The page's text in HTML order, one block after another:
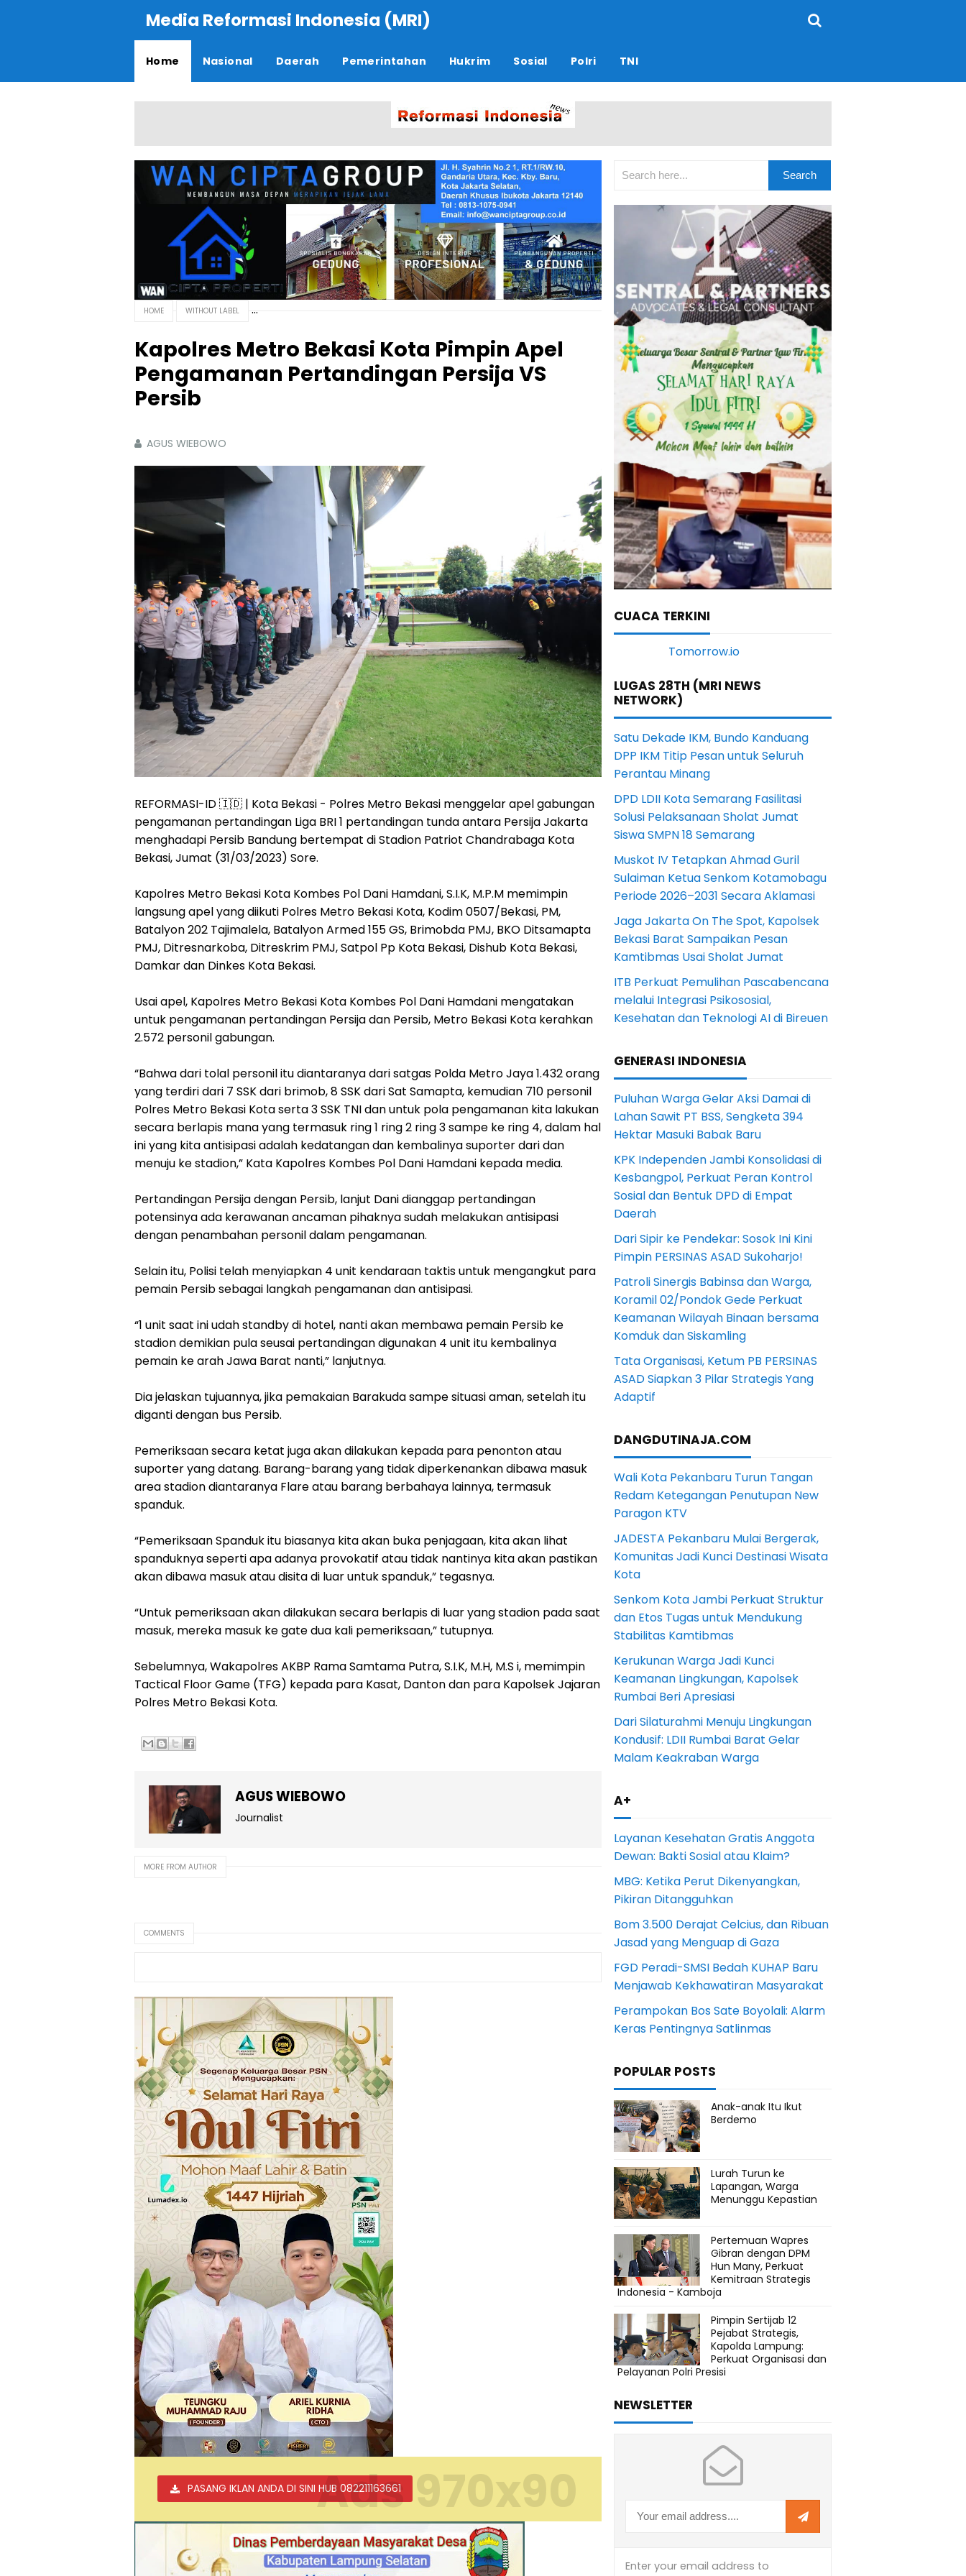
Media Reformasi Indonesia (MRI)
Home Nasional Daerah Pemerintahan Hukrim Sosial Polri TNI
HOME WITHOUT LABEL
Kapolres Metro Bekasi Kota Pimpin Apel
Pengamanan Pertandingan Persija VS
Persib
AGUS WIEBOWO
REFORMASI-ID 🇮🇩 | Kota Bekasi - Polres Metro Bekasi menggelar apel gabungan
pengamanan pertandingan Liga BRI 1 pertandingan tunda antara Persija Jakarta
menghadapi Persib Bandung bertempat di Stadion Patriot Chandrabaga Kota
Bekasi, Jumat (31/03/2023) Sore.
Kapolres Metro Bekasi Kota Kombes Pol Dani Hamdani, S.I.K, M.P.M memimpin
langsung apel yang diikuti Polres Metro Bekasi Kota, Kodim 0507/Bekasi, PM,
Batalyon 202 Tajimalela, Batalyon Armed 155 GS, Brimobda PMJ, BKO Ditsamapta
PMJ, Ditresnarkoba, Ditreskrim PMJ, Satpol Pp Kota Bekasi, Dishub Kota Bekasi,
Damkar dan Dinkes Kota Bekasi.
Usai apel, Kapolres Metro Bekasi Kota Kombes Pol Dani Hamdani mengatakan
untuk pengamanan pertandingan Persija dan Persib, Metro Bekasi Kota kerahkan
2.572 personil gabungan.
“Bahwa dari tolal personil itu diantaranya dari satgas Polda Metro Jaya 1.432 orang
yang terdiri dari 7 SSK dari brimob, 8 SSK dari Sat Samapta, kemudian 710 personil
Polres Metro Bekasi Kota serta 3 SSK TNI dan untuk pola pengamanan kita lakukan
secara berlapis mana yang termasuk ring 1 ring 2 ring 3 sampe ke ring 4, dalam hal
ini yang kita antisipasi adalah kedatangan dan kembalinya suporter dari dan
menuju ke stadion,” Kata Kapolres Kombes Pol Dani Hamdani kepada media.
Pertandingan Persija dengan Persib, lanjut Dani dianggap pertandingan
potensinya ada kerawanan ancaman pihaknya sudah melakukan antisipasi
dengan penambahan personil dalam pengamanan.
Selain itu, Polisi telah menyiapkan 4 unit kendaraan taktis untuk mengangkut para
pemain Persib sebagai langkah pengamanan dan antisipasi.
“1 unit saat ini udah standby di hotel, nanti akan membawa pemain Persib ke
stadion demikian pula seusai pertandingan digunakan 4 unit itu kembalinya
pemain ke arah Jawa Barat nanti,” lanjutnya.
Dia jelaskan tujuannya, jika pemakaian Barakuda sampe situasi aman, setelah itu
diganti dengan bus Persib.
Pemeriksaan secara ketat juga akan dilakukan kepada para penonton atau
suporter yang datang. Barang-barang yang tidak diperkenankan dibawa masuk
area stadion diantaranya Flare atau barang berbahaya lainnya, termasuk
spanduk.
“Pemeriksaan Spanduk itu biasanya kita akan buka penjagaan, kita akan lihat
spanduknya seperti apa adanya provokatif atau tidak nantinya kita akan pastikan
akan dibawa masuk atau disita di luar untuk spanduk,” tegasnya.
“Untuk pemeriksaan akan dilakukan secara berlapis di luar yang stadion pada saat
masuk, mereka masuk ke gate dua kali pemeriksaan,” tutupnya.
Sebelumnya, Wakapolres AKBP Rama Samtama Putra, S.I.K, M.H, M.S i, memimpin
Tactical Floor Game (TFG) kepada para Kasat, Danton dan para Kapolsek Jajaran
Polres Metro Bekasi Kota.
AGUS WIEBOWO
Journalist
MORE FROM AUTHOR
COMMENTS
PASANG IKLAN ANDA DI SINI HUB 082211163661Ads 970x90
CUACA TERKINI
LUGAS 28TH (MRI NEWS
NETWORK)
Satu Dekade IKM, Bundo Kanduang
DPP IKM Titip Pesan untuk Seluruh
Perantau Minang
DPD LDII Kota Semarang Fasilitasi
Solusi Pelaksanaan Sholat Jumat
Siswa SMPN 18 Semarang
Muskot IV Tetapkan Ahmad Guril
Sulaiman Ketua Senkom Kotamobagu
Periode 2026–2031 Secara Aklamasi
Jaga Jakarta On The Spot, Kapolsek
Bekasi Barat Sampaikan Pesan
Kamtibmas Usai Sholat Jumat
ITB Perkuat Pemulihan Pascabencana
melalui Integrasi Psikososial,
Kesehatan dan Teknologi AI di Bireuen
GENERASI INDONESIA
Puluhan Warga Gelar Aksi Damai di
Lahan Sawit PT BSS, Sengketa 394
Hektar Masuki Babak Baru
KPK Independen Jambi Konsolidasi di
Kesbangpol, Perkuat Peran Kontrol
Sosial dan Bentuk DPD di Empat
Daerah
Dari Sipir ke Pendekar: Sosok Ini Kini
Pimpin PERSINAS ASAD Sukoharjo!
Patroli Sinergis Babinsa dan Warga,
Koramil 02/Pondok Gede Perkuat
Keamanan Wilayah Binaan bersama
Komduk dan Siskamling
Tata Organisasi, Ketum PB PERSINAS
ASAD Siapkan 3 Pilar Strategis Yang
Adaptif
DANGDUTINAJA.COM
Wali Kota Pekanbaru Turun Tangan
Redam Ketegangan Penutupan New
Paragon KTV
JADESTA Pekanbaru Mulai Bergerak,
Komunitas Jadi Kunci Destinasi Wisata
Kota
Senkom Kota Jambi Perkuat Struktur
dan Etos Tugas untuk Mendukung
Stabilitas Kamtibmas
Kerukunan Warga Jadi Kunci
Keamanan Lingkungan, Kapolsek
Rumbai Beri Apresiasi
Dari Silaturahmi Menuju Lingkungan
Kondusif: LDII Rumbai Barat Gelar
Malam Keakraban Warga
A+
Layanan Kesehatan Gratis Anggota
Dewan: Bakti Sosial atau Klaim?
MBG: Ketika Perut Dikenyangkan,
Pikiran Ditangguhkan
Bom 3.500 Derajat Celcius, dan Ribuan
Jasad yang Menguap di Gaza
FGD Peradi-SMSI Bedah KUHAP Baru
Menjawab Kekhawatiran Masyarakat
Perampokan Bos Sate Boyolali: Alarm
Keras Pentingnya Satlinmas
POPULAR POSTS
Anak-anak Itu Ikut
Berdemo
Lurah Turun ke
Lapangan, Warga
Menunggu Kepastian
Pertemuan Wapres
Gibran dengan DPM
Hun Many, Perkuat
Kemitraan Strategis
Indonesia - Kamboja
Pimpin Sertijab 12
Pejabat Strategis,
Kapolda Lampung:
Perkuat Organisasi dan
Pelayanan Polri Presisi
NEWSLETTER